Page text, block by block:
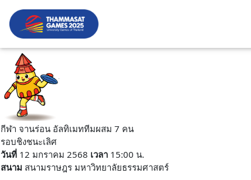
กีฬา จานร่อน อัลทิเมททีมผสม 7 คน
รอบชิงชนะเลิศ
วันที่ 12 มกราคม 2568 เวลา 15:00 น.
สนาม สนามราษฎร มหาวิทยาลัยธรรมศาสตร์